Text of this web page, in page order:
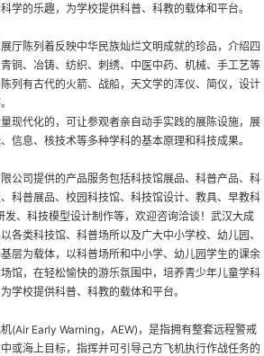
学的乐趣，为学校提供科普、科教的载体和平台。
厅陈列着反映中华民族灿烂文明成就的珍品，介绍四
铜、冶铸、纺织、刺绣、中医中药、机械、手工艺等
列有古代的火箭、战船，天文学的浑仪、简仪，设计
现代化的，可让参观者亲自动手实践的展陈设施，展
信息、核技术等多种学科的基本原理和科技成果。
公司提供的产品服务包括科技馆展品、科普产品、科
科普展品、校园科技馆、科技馆设计、教具、早教科
、科技模型设计制作等，欢迎咨询洽谈！武汉大成
各类科技馆、科普场所以及广大中小学校、幼儿园、
层为载体，以科普场所和中小学、幼儿园学生的课余
馆，在轻松愉快的游乐氛围中，培养青少年儿童学科
学校提供科普、科教的载体和平台。
(Air Early Warning，AEW)，是指拥有整套远程警戒
或海上目标，指挥并可引导己方飞机执行作战任务的